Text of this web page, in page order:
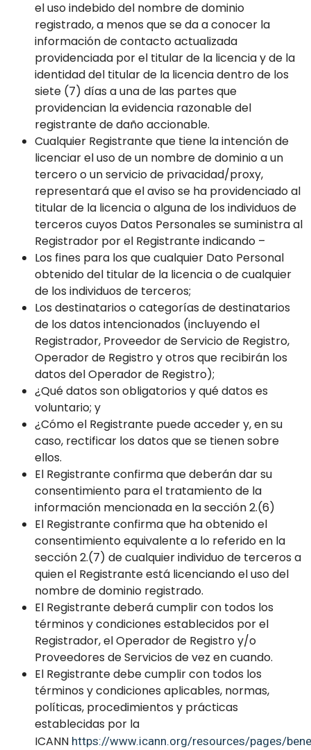
el uso indebido del nombre de dominio
registrado, a menos que se da a conocer la
información de contacto actualizada
providenciada por el titular de la licencia y de la
identidad del titular de la licencia dentro de los
siete (7) días a una de las partes que
providencian la evidencia razonable del
registrante de daño accionable.
Cualquier Registrante que tiene la intención de
licenciar el uso de un nombre de dominio a un
tercero o un servicio de privacidad/proxy,
representará que el aviso se ha providenciado al
titular de la licencia o alguna de los individuos de
terceros cuyos Datos Personales se suministra al
Registrador por el Registrante indicando –
Los fines para los que cualquier Dato Personal
obtenido del titular de la licencia o de cualquier
de los individuos de terceros;
Los destinatarios o categorías de destinatarios
de los datos intencionados (incluyendo el
Registrador, Proveedor de Servicio de Registro,
Operador de Registro y otros que recibirán los
datos del Operador de Registro);
¿Qué datos son obligatorios y qué datos es
voluntario; y
¿Cómo el Registrante puede acceder y, en su
caso, rectificar los datos que se tienen sobre
ellos.
El Registrante confirma que deberán dar su
consentimiento para el tratamiento de la
información mencionada en la sección 2.(6)
El Registrante confirma que ha obtenido el
consentimiento equivalente a lo referido en la
sección 2.(7) de cualquier individuo de terceros a
quien el Registrante está licenciando el uso del
nombre de dominio registrado.
El Registrante deberá cumplir con todos los
términos y condiciones establecidos por el
Registrador, el Operador de Registro y/o
Proveedores de Servicios de vez en cuando.
El Registrante debe cumplir con todos los
términos y condiciones aplicables, normas,
políticas, procedimientos y prácticas
establecidas por la
ICANN https://www.icann.org/resources/pages/